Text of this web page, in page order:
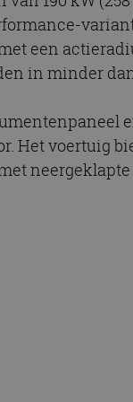
een
in minder
Het voertuig